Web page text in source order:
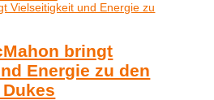
bringt
Energie zu den
Dukes